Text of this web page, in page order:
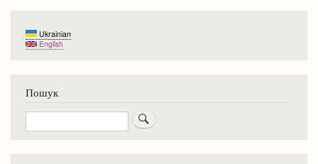
Ukrainian
English
Пошук
Пошук